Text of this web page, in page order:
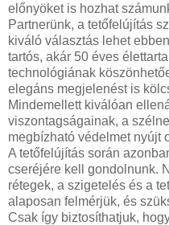
előnyöket is hozhat
Partnerünk, a tetőfelújítás
kiváló választás lehet
tartós, akár 50 éves
technológiának
elegáns megjelenést is
Mindemellett kiválóan
viszontagságainak, a
megbízható védelmet nyújt
A tetőfelújítás során
cseréjére kell gondolnunk.
rétegek, a szigetelés és a
alaposan felmérjük, és
Csak így biztosíthatjuk,